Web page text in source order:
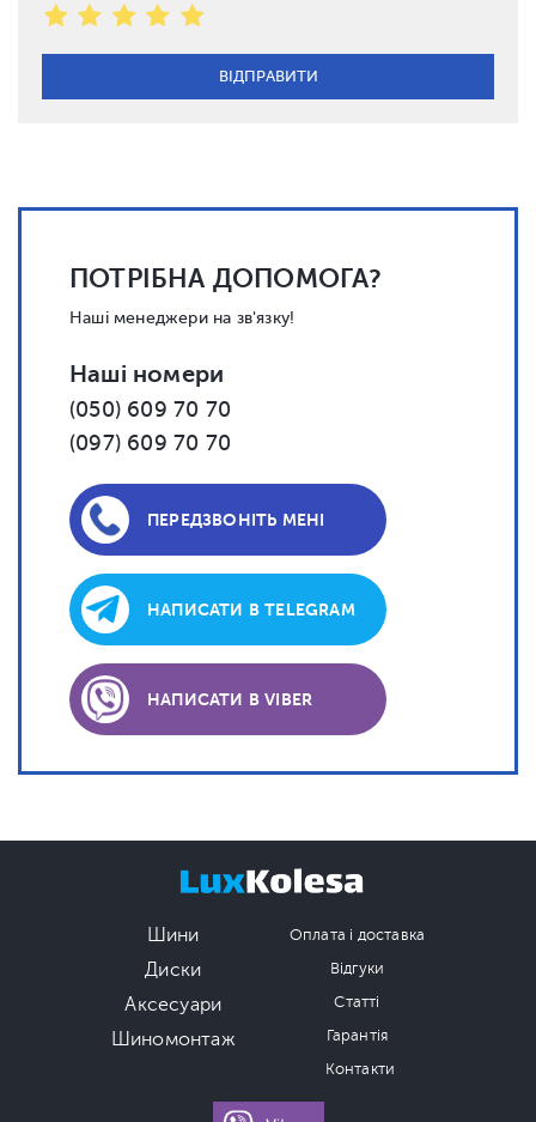
ПОТРІБНА ДОПОМОГА?
Наші менеджери на зв'язку!
Наші номери
(050) 609 70 70
(097) 609 70 70
ПЕРЕДЗВОНІТЬ МЕНІ
НАПИСАТИ В TELEGRAM
НАПИСАТИ В VIBER
Шини
Диски
Аксесуари
Шиномонтаж
Оплата і доставка
Відгуки
Статті
Гарантія
Контакти